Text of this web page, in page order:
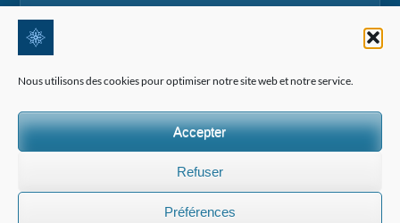
Nous utilisons des cookies pour optimiser notre site web et notre service.
Accepter
Refuser
Préférences
d'été et les projets d'éducation familiale.
©2026 Tous droits réservés | Edelweiss Panorama International